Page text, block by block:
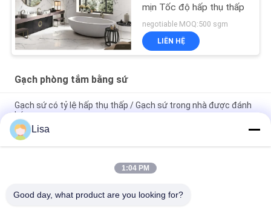
mịn Tốc độ hấp thụ thấp
negotiable MOQ:500 sgm
LIÊN HỆ
Gạch phòng tắm bằng sứ
Gạch sứ có tỷ lệ hấp thụ thấp / Gạch sứ trong nhà được đánh
bóng
Thiết kế thời trang bằng đá cẩm thạch Gạch gốm mộc mạc
Màu be Kích thước 400 * 800 mm
Gạch lát sàn phòng tắm bằng đá sa thạch cao cấp Độ cứng
Lisa
1:04 PM
Good day, what product are you looking for?